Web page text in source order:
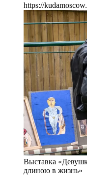
https://
Выставка
длиною в жизнь»